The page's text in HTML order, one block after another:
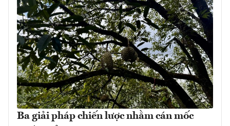
Ba giải pháp chiến lược nhằm cán mốc